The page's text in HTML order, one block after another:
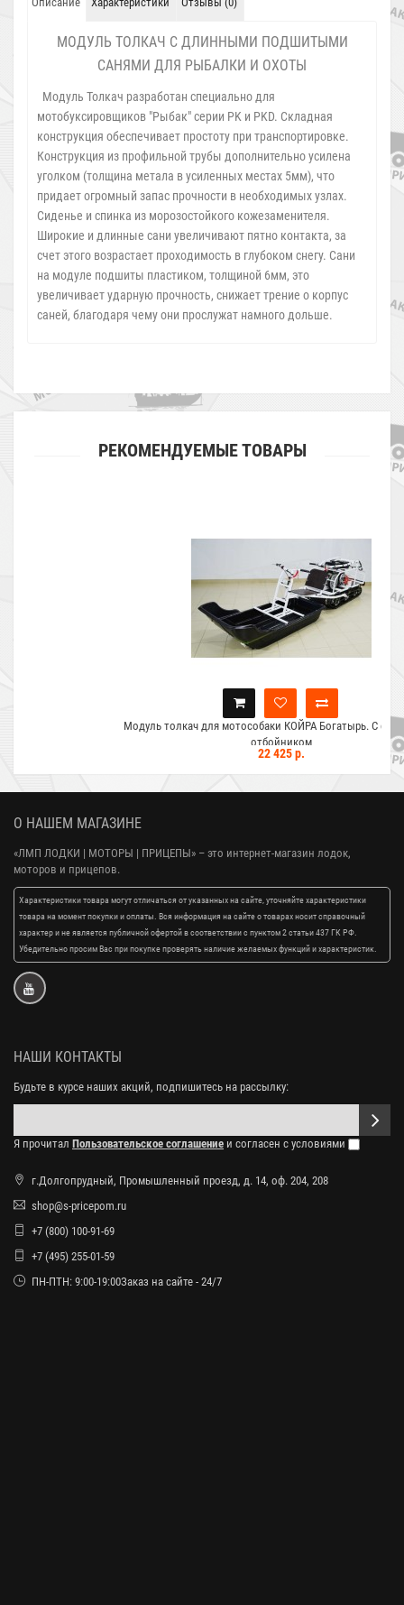
МОДУЛЬ ТОЛКАЧ С ДЛИННЫМИ ПОДШИТЫМИ
САНЯМИ ДЛЯ РЫБАЛКИ И ОХОТЫ
Модуль Толкач разработан специально для
мотобуксировщиков "Рыбак" серии PK и PKD. Складная
конструкция обеспечивает простоту при транспортировке.
Конструкция из профильной трубы дополнительно усилена
уголком (толщина метала в усиленных местах 5мм), что
придает огромный запас прочности в необходимых узлах.
Сиденье и спинка из морозостойкого кожезаменителя.
Широкие и длинные сани увеличивают пятно контакта, за
счет этого возрастает проходимость в глубоком снегу. Сани
на модуле подшиты пластиком, толщиной 6мм, это
увеличивает ударную прочность, снижает трение о корпус
саней, благодаря чему они прослужат намного дольше.
РЕКОМЕНДУЕМЫЕ ТОВАРЫ
Модуль толкач для мотособаки КОЙРА Богатырь. С санями С6 с
отбойником
О НАШЕМ МАГАЗИНЕ
«ЛМП ЛОДКИ | МОТОРЫ | ПРИЦЕПЫ» – это интернет-магазин лодок,
моторов и прицепов.
Характеристики товара могут отличаться от указанных на сайте, уточняйте характеристики
товара на момент покупки и оплаты. Вся информация на сайте о товарах носит справочный
характер и не является публичной офертой в соответствии с пунктом 2 статьи 437 ГК РФ.
Убедительно просим Вас при покупке проверять наличие желаемых функций и характеристик.
НАШИ КОНТАКТЫ
Будьте в курсе наших акций, подпишитесь на рассылку:
Я прочитал Пользовательское соглашение и согласен с условиями
г.Долгопрудный, Промышленный проезд, д. 14, оф. 204, 208
shop@s-pricepom.ru
+7 (800) 100-91-69
+7 (495) 255-01-59
ПН-ПТН: 9:00-19:00Заказ на сайте - 24/7